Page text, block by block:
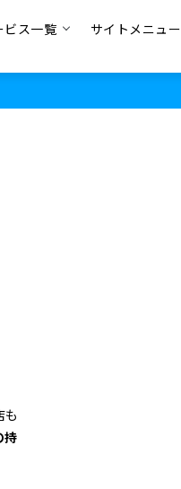
ビス一覧 サイトメニュー
も
持